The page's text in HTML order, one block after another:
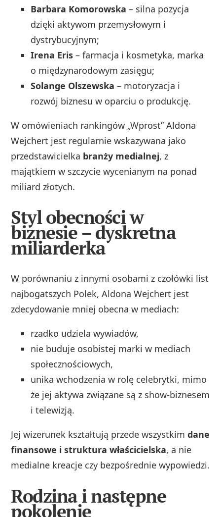
Barbara Komorowska – silna pozycja
dzięki aktywom przemysłowym i
dystrybucyjnym;
Irena Eris – farmacja i kosmetyka, marka
o międzynarodowym zasięgu;
Solange Olszewska – motoryzacja i
rozwój biznesu w oparciu o produkcję.
W omówieniach rankingów „Wprost” Aldona
Wejchert jest regularnie wskazywana jako
przedstawicielka branży medialnej, z
majątkiem w szczycie wycenianym na ponad
miliard złotych.
Styl obecności w
biznesie – dyskretna
miliarderka
W porównaniu z innymi osobami z czołówki list
najbogatszych Polek, Aldona Wejchert jest
zdecydowanie mniej obecna w mediach:
rzadko udziela wywiadów,
nie buduje osobistej marki w mediach
społecznościowych,
unika wchodzenia w rolę celebrytki, mimo
że jej aktywa związane są z show‑biznesem
i telewizją.
Jej wizerunek kształtują przede wszystkimdane
finansowe i struktura właścicielska, a nie
medialne kreacje czy bezpośrednie wypowiedzi.
Rodzina i następne
pokolenie